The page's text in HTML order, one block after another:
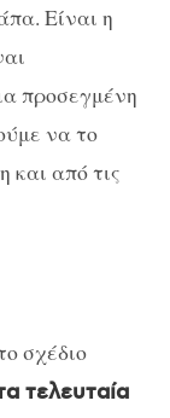
Είναι η
προσεγμένη
να το
και από τις
σχέδιο
τελευταία